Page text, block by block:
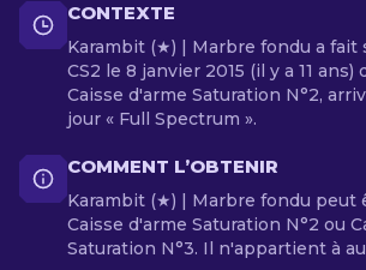
CONTEXTE
Karambit (★) | Marbre fondu a fait
CS2 le 8 janvier 2015 (il y a 11 ans)
Caisse d'arme Saturation N°2,
jour « Full Spectrum ».
COMMENT L’OBTENIR
Karambit (★) | Marbre fondu peut
Caisse d'arme Saturation N°2 ou
Saturation N°3. Il n'appartient à